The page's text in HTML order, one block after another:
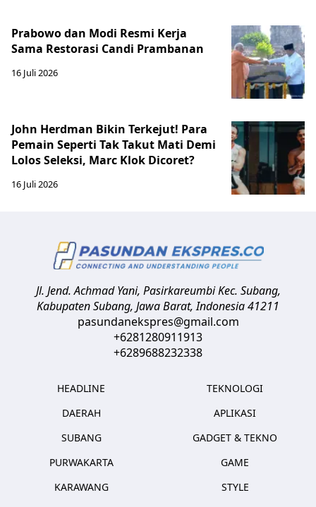
Prabowo dan Modi Resmi Kerja
Sama Restorasi Candi Prambanan
16 Juli 2026
John Herdman Bikin Terkejut! Para
Pemain Seperti Tak Takut Mati Demi
Lolos Seleksi, Marc Klok Dicoret?
16 Juli 2026
Jl. Jend. Achmad Yani, Pasirkareumbi Kec. Subang,
Kabupaten Subang, Jawa Barat,Indonesia41211
pasundanekspres@gmail.com
+6281280911913
+6289688232338
HEADLINE
DAERAH
SUBANG
PURWAKARTA
KARAWANG
TEKNOLOGI
APLIKASI
GADGET & TEKNO
GAME
STYLE